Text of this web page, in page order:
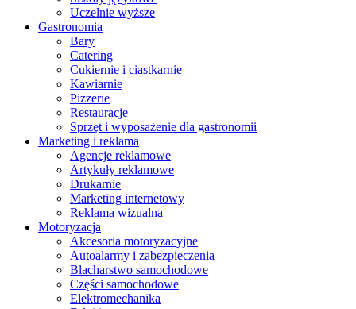
Uczelnie wyższe
Gastronomia
Bary
Catering
Cukiernie i ciastkarnie
Kawiarnie
Pizzerie
Restauracje
Sprzęt i wyposażenie dla gastronomii
Marketing i reklama
Agencje reklamowe
Artykuły reklamowe
Drukarnie
Marketing internetowy
Reklama wizualna
Motoryzacja
Akcesoria motoryzacyjne
Autoalarmy i zabezpieczenia
Blacharstwo samochodowe
Części samochodowe
Elektromechanika